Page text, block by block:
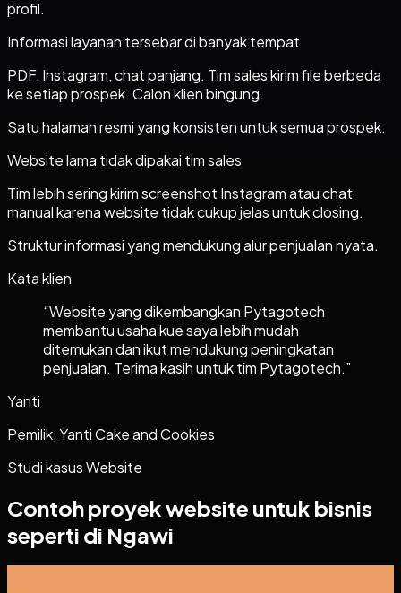
profil.
Informasi layanan tersebar di banyak tempat
PDF, Instagram, chat panjang. Tim sales kirim file berbeda
ke setiap prospek. Calon klien bingung.
Satu halaman resmi yang konsisten untuk semua prospek.
Website lama tidak dipakai tim sales
Tim lebih sering kirim screenshot Instagram atau chat
manual karena website tidak cukup jelas untuk closing.
Struktur informasi yang mendukung alur penjualan nyata.
Kata klien
“Website yang dikembangkan Pytagotech
membantu usaha kue saya lebih mudah
ditemukan dan ikut mendukung peningkatan
penjualan. Terima kasih untuk tim Pytagotech.”
Yanti
Pemilik, Yanti Cake and Cookies
Studi kasusWebsite
Contoh proyekwebsite untuk bisnis
seperti di Ngawi